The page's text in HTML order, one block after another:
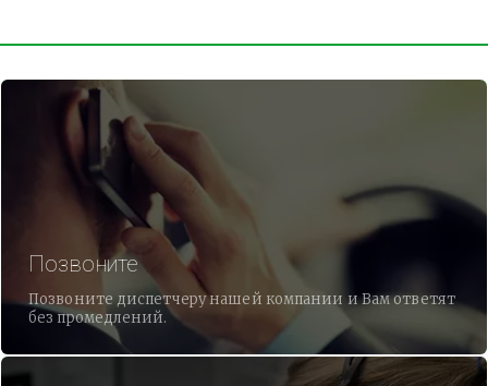
Позвоните
Позвоните диспетчеру нашей компании и Вам ответят
без промедлений.